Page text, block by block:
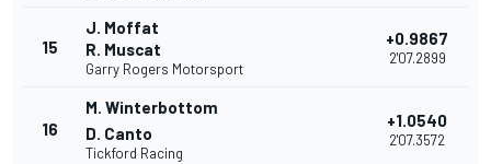
15
J. Moffat
R. Muscat
Garry Rogers Motorsport
+0.9867
2'07.2899
16
M. Winterbottom
D. Canto
Tickford Racing
+1.0540
2'07.3572